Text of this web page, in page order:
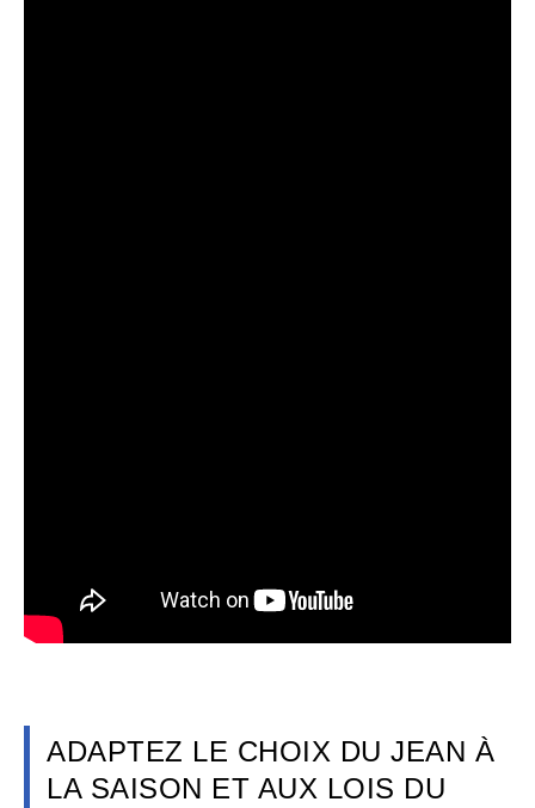
ADAPTEZ LE CHOIX DU JEAN À
LA SAISON ET AUX LOIS DU